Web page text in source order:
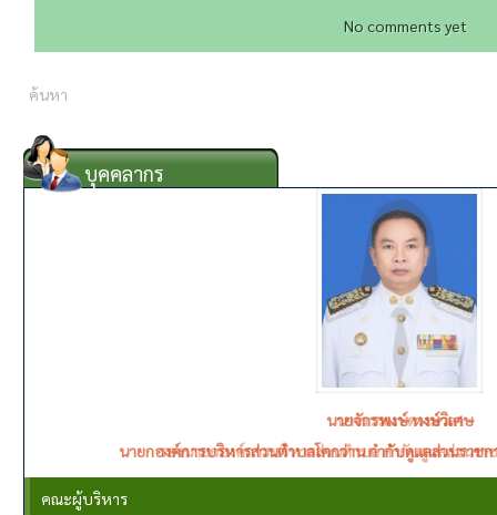
No comments yet
บุคคลากร
นางวรรณา ดวงมาลา
รองนายกองค์การบริหารส่วนตำบล กำกับดูแลส่วนรา
คณะผู้บริหาร